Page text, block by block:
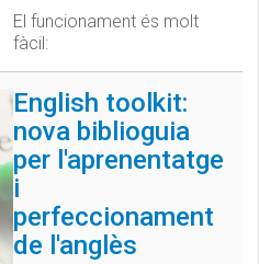
El funcionament és molt
fàcil:
English toolkit:
nova biblioguia
per l'aprenentatge
i
perfeccionament
de l'anglès